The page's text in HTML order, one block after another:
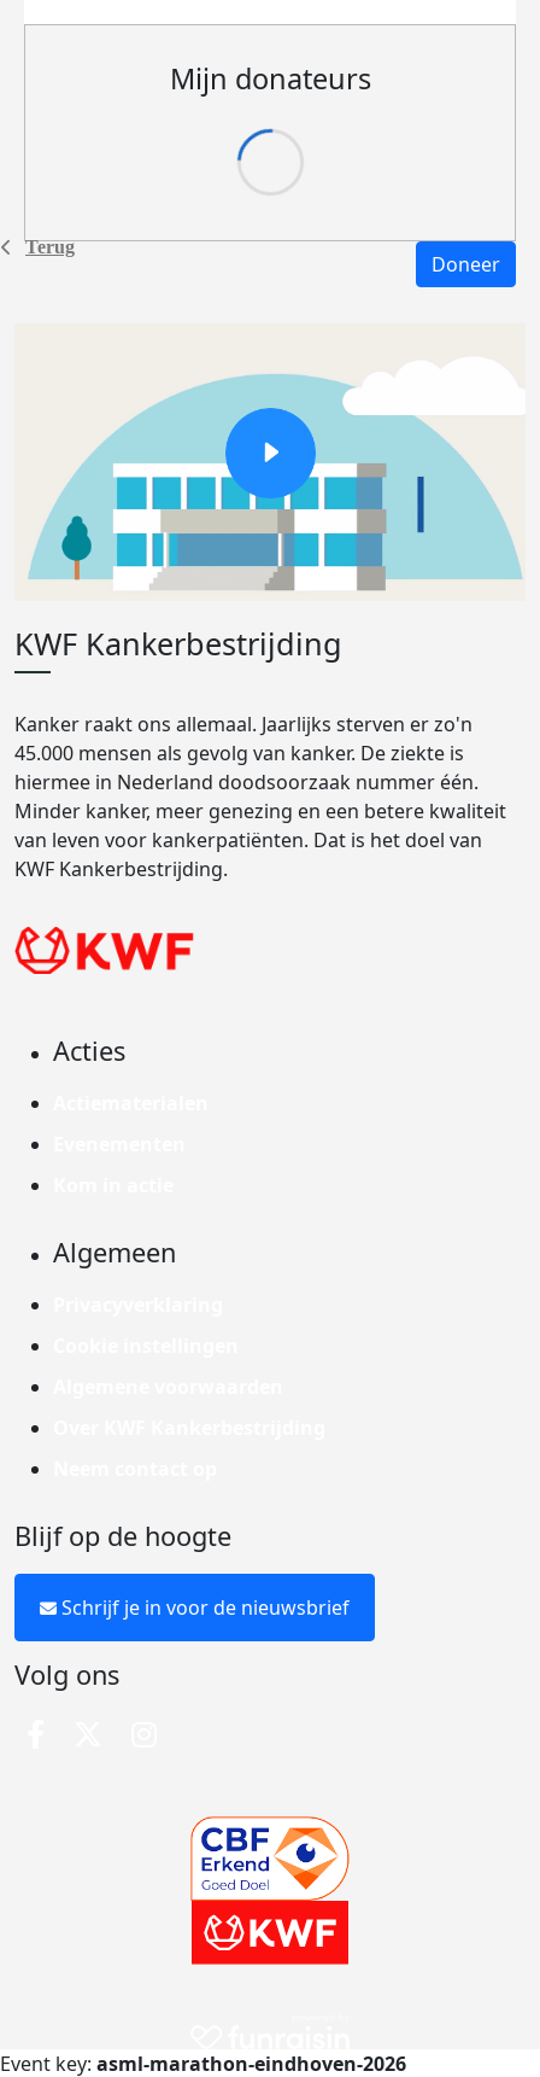
Terug
Mijn donateurs
Doneer
KWF Kankerbestrijding
Kanker raakt ons allemaal. Jaarlijks sterven er zo'n
45.000 mensen als gevolg van kanker. De ziekte is
hiermee in Nederland doodsoorzaak nummer één.
Minder kanker, meer genezing en een betere kwaliteit
van leven voor kankerpatiënten. Dat is het doel van
KWF Kankerbestrijding.
Acties
Algemeen
Blijf op de hoogte
Schrijf je in voor de nieuwsbrief
Volg ons
Event key: asml-marathon-eindhoven-2026